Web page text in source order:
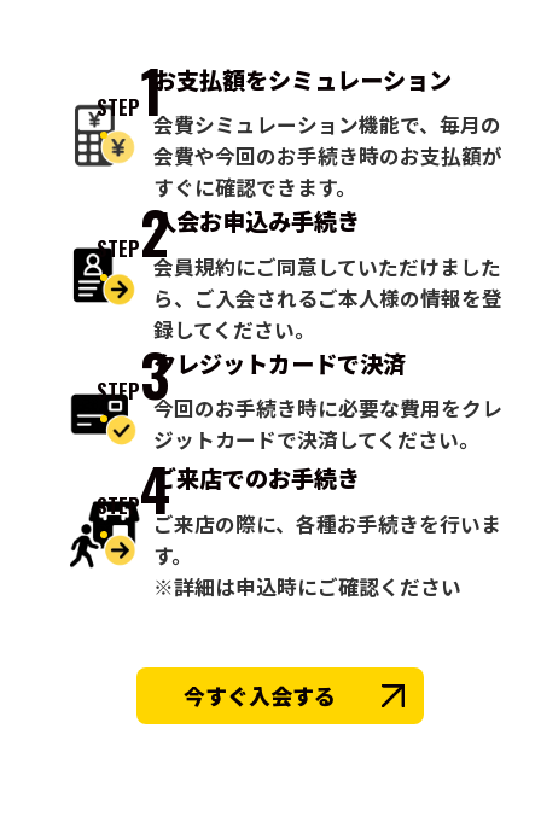
STEP1お支払額をシミュレーション
会費シミュレーション機能で、毎月の
会費や今回のお手続き時のお支払額が
すぐに確認できます。
STEP2入会お申込み手続き
会員規約にご同意していただけました
ら、ご入会されるご本人様の情報を登
録してください。
STEP3クレジットカードで決済
今回のお手続き時に必要な費用をクレ
ジットカードで決済してください。
STEP4ご来店でのお手続き
ご来店の際に、各種お手続きを行いま
す。
※詳細は申込時にご確認ください
今すぐ入会する